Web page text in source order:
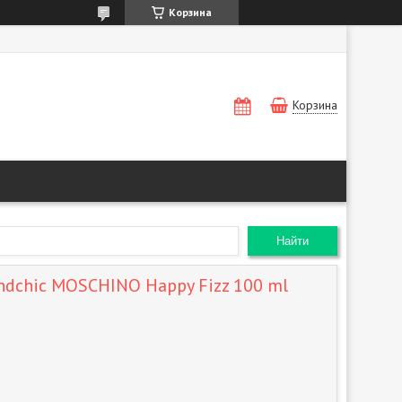
Корзина
Корзина
Найти
MOSCHINO Happy Fizz 100 ml